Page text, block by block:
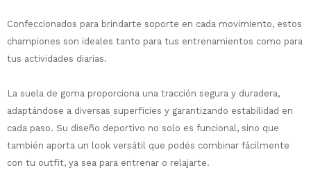
Confeccionados para brindarte soporte en cada movimiento, estos
championes son ideales tanto para tus entrenamientos como para
tus actividades diarias.
La suela de goma proporciona una tracción segura y duradera,
adaptándose a diversas superficies y garantizando estabilidad en
cada paso. Su diseño deportivo no solo es funcional, sino que
también aporta un look versátil que podés combinar fácilmente
con tu outfit, ya sea para entrenar o relajarte.
Comprá ahora y Pagá
cuotas y sin tocar tu
tarjeta de crédito
Comprá en 3 cuotas sin recargo o hasta
en 12 cuotas * ¡Solo con tu cédula!
* sujeto aprobación crediticia.
Cédula de identidadDespués.
Elegí tus productos preferidos
Elegís Pago Después como metodo de pago
Ups!
Parece que no tenes oferta, lamentamos
el inconveniente, por cualquier duda
contactanos en
preguntas@pagodespues.com.uy
¡Algo salió mal!
Por favor intenta nuevamente mas tarde.